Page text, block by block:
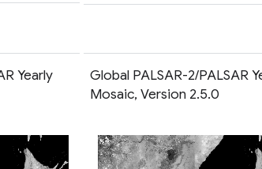
Yearly
Global PALSAR-2/PALSAR
Mosaic, Version 2.5.0